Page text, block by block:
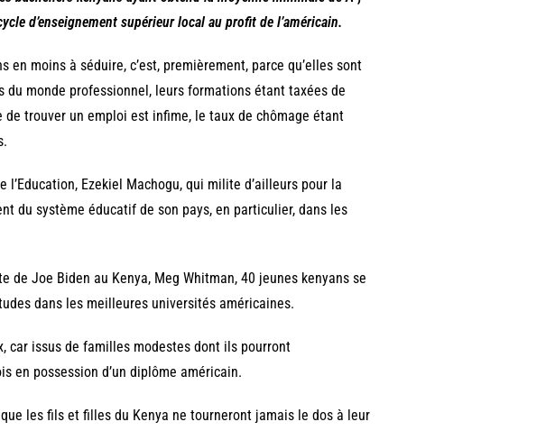
d’enseignement supérieur local au profit de l’américain.
moins à séduire, c’est, premièrement, parce qu’elles sont
monde professionnel, leurs formations étant taxées de
trouver un emploi est infime, le taux de chômage étant
Ezekiel Machogu, qui milite d’ailleurs pour la
du système éducatif de son pays, en particulier, dans les
de Joe Biden au Kenya, Meg Whitman, 40 jeunes kenyans se
dans les meilleures universités américaines.
car issus de familles modestes dont ils pourront
en possession d’un diplôme américain.
les fils et filles du Kenya ne tourneront jamais le dos à leur